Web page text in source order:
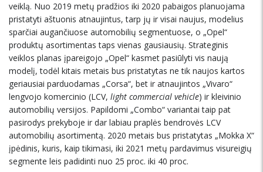
veiklą. Nuo 2019 metų pradžios iki 2020 pabaigos planuojama
pristatyti aštuonis atnaujintus, tarp jų ir visai naujus, modelius
sparčiai augančiuose automobilių segmentuose, o „Opel“
produktų asortimentas taps vienas gausiausių. Strateginis
veiklos planas įpareigojo „Opel“ kasmet pasiūlyti vis naują
modelį, todėl kitais metais bus pristatytas ne tik naujos kartos
geriausiai parduodamas „Corsa“, bet ir atnaujintos „Vivaro“
lengvojo komercinio (LCV, light commercial vehicle) ir kleivinio
automobilių versijos. Papildomi „Combo“ variantai taip pat
pasirodys prekyboje ir dar labiau praplės bendrovės LCV
automobilių asortimentą. 2020 metais bus pristatytas „Mokka X“
įpėdinis, kuris, kaip tikimasi, iki 2021 metų pardavimus visureigių
segmente leis padidinti nuo 25 proc. iki 40 proc.